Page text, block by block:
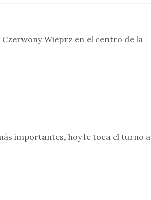
Wieprz en el centro de la
importantes, hoy le toca el turno a